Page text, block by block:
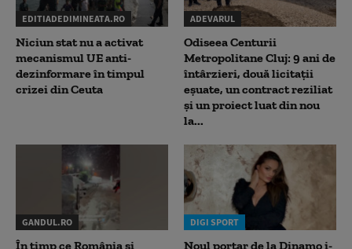
EDITIADEDIMINEATA.RO
Niciun stat nu a activat
mecanismul UE anti-
dezinformare în timpul
crizei din Ceuta
ADEVARUL
Odiseea Centurii
Metropolitane Cluj: 9 ani de
întârzieri, două licitații
eșuate, un contract reziliat
și un proiect luat din nou
la...
GANDUL.RO
În timp ce România și
DIGI SPORT
Noul portar de la Dinamo i-